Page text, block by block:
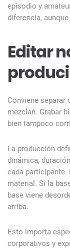
episodio y
diferencia,
Editar
Conviene separar
mezclan. Grabar
bien tampoco
La producción
dinámica,
cada participante.
material. Si la
base viene
arriba.
Esto importa
corporativos y